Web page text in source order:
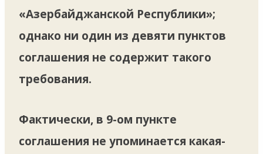
«Азербайджанской Республики»;
однако ни один из девяти пунктов
соглашения не содержит такого
требования.
Фактически, в 9-ом пункте
соглашения не упоминается какая-